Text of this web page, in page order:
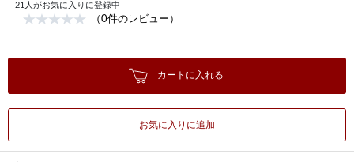
21 人がお気に入りに登録中
（0件のレビュー）
カートに入れる
お気に入りに追加